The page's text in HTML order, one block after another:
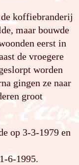
koffiebranderij
maar bouwde
eerst in
de vroegere
worden
gingen ze naar
groot
op 3-3-1979 en
6-1995.